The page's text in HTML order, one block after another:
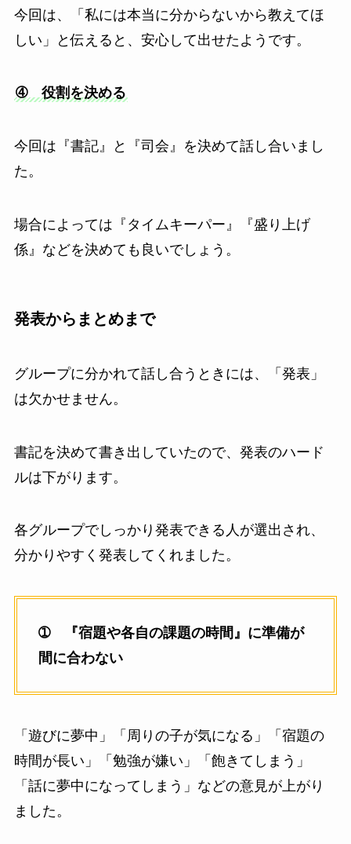
今回は、「私には本当に分からないから教えてほ
しい」と伝えると、安心して出せたようです。
➃ 役割を決める
今回は『書記』と『司会』を決めて話し合いまし
た。
場合によっては『タイムキーパー』『盛り上げ
係』などを決めても良いでしょう。
発表からまとめまで
グループに分かれて話し合うときには、「発表」
は欠かせません。
書記を決めて書き出していたので、発表のハード
ルは下がります。
各グループでしっかり発表できる人が選出され、
分かりやすく発表してくれました。
➀ 『宿題や各自の課題の時間』に準備が
間に合わない
「遊びに夢中」「周りの子が気になる」「宿題の
時間が長い」「勉強が嫌い」「飽きてしまう」
「話に夢中になってしまう」などの意見が上がり
ました。